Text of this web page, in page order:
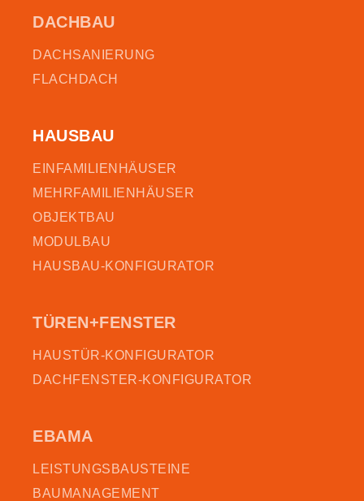
DACHBAU
DACHSANIERUNG
FLACHDACH
HAUSBAU
EINFAMILIENHÄUSER
MEHRFAMILIENHÄUSER
OBJEKTBAU
MODULBAU
HAUSBAU-KONFIGURATOR
TÜREN+FENSTER
HAUSTÜR-KONFIGURATOR
DACHFENSTER-KONFIGURATOR
EBAMA
LEISTUNGSBAUSTEINE
BAUMANAGEMENT